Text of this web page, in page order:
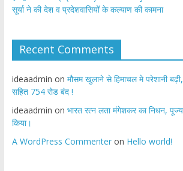
सूर्या ने की देश व प्रदेशवासियों के कल्याण की कामना
Recent Comments
ideaadmin on मौसम खुलाने से हिमाचल मे परेशानी बढ़ी,
सहित 754 रोड बंद !
ideaadmin on भारत रत्न लता मंगेशकर का निधन, पूज्य
किया।
A WordPress Commenteron Hello world!